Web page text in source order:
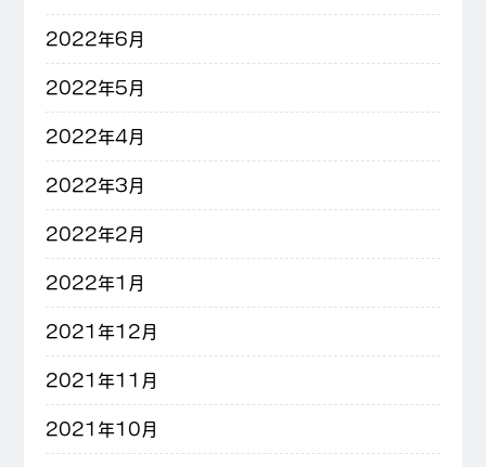
2022年6月
2022年5月
2022年4月
2022年3月
2022年2月
2022年1月
2021年12月
2021年11月
2021年10月